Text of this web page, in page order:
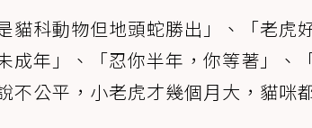
貓科動物但地頭蛇勝出」、「老虎
成年」、「忍你半年，你等著」、
不公平，小老虎才幾個月大，貓咪